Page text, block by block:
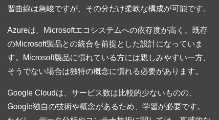
習曲線は急峻ですが、その分だけ柔軟な構成が可能です。
Azureは、Microsoftエコシステムへの依存度が高く、既存
のMicrosoft製品との統合を前提とした設計になっていま
す。Microsoft製品に慣れている方には親しみやすい一方、
そうでない場合は独特の概念に慣れる必要があります。
Google Cloudは、サービス数は比較的少ないものの、
Google独自の技術や概念があるため、学習が必要です。